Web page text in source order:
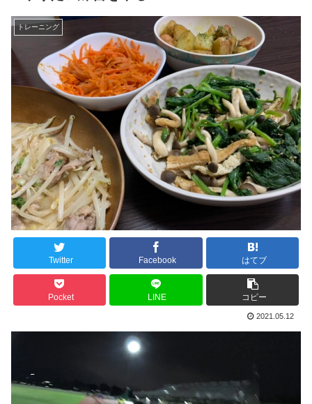
トレーニング
Twitter Facebook はてブ
Pocket LINE コピー
2021.05.12